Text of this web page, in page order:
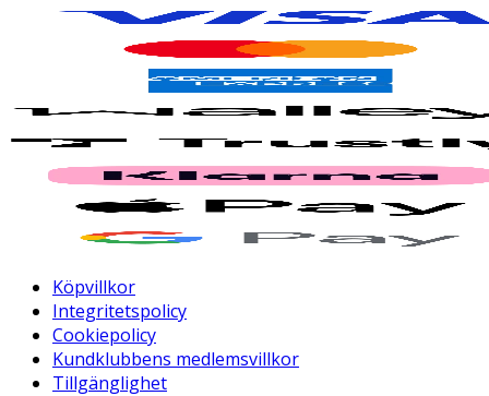
Köpvillkor
Integritetspolicy
Cookiepolicy
Kundklubbens medlemsvillkor
Tillgänglighet